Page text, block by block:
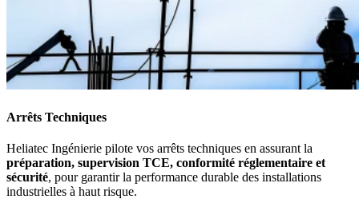
Arrêts Techniques
Heliatec Ingénierie pilote vos arrêts techniques en assurant la
préparation, supervision TCE, conformité réglementaire et
sécurité, pour garantir la performance durable des installations
industrielles à haut risque.